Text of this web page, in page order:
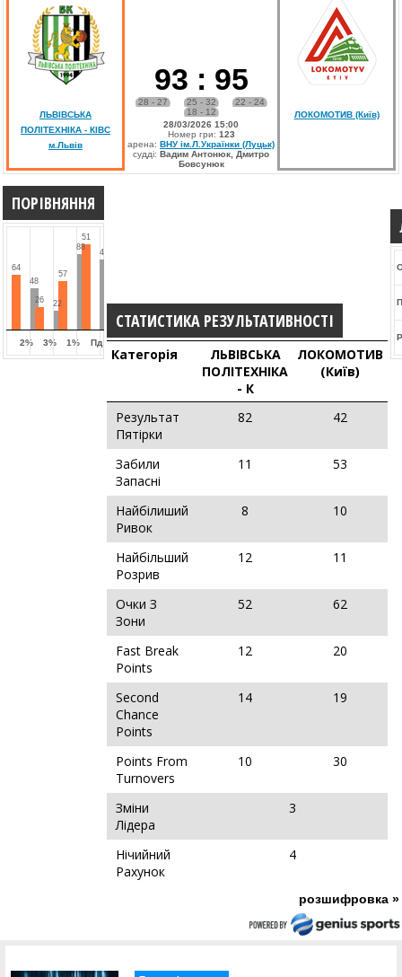
ЛЬВІВСЬКА
ПОЛІТЕХНІКА - КІВС
м.Львів
93 : 95
28 - 27 25 - 32
22 - 24
18 - 12
28/03/2026 15:00
Номер гри: 123
арена: ВНУ ім.Л.Українки (Луцьк)
судді: Вадим Антонюк, Дмитро
Бовсунюк
ЛОКОМОТИВ (Київ)
ПОРІВНЯННЯ
64
48
2%
26 22
3%
57
88
1%
51
42
Пд
СТАТИСТИКА РЕЗУЛЬТАТИВНОСТІ
Категорія
ЛЬВІВСЬКА
ПОЛІТЕХНІКА
- К
ЛОКОМОТИВ
(Київ)
Результат
Пятірки
82 42
Забили
Запасні
11 53
Найбілиший
Ривок
8 10
Найбільший
Розрив
12 11
Очки З
Зони
52 62
Fast Break
Points
12 20
Second
Chance
Points
14 19
Points From
Turnovers
10 30
Зміни
Лідера
3
Нічийний
Рахунок
4
розшифровка »